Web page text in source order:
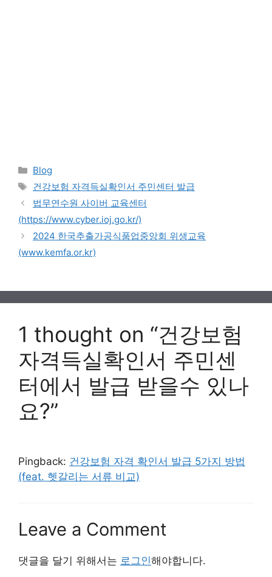
Categories
Blog
Tags
건강보험 자격득실확인서 주민센터 발급
법무연수원 사이버 교육센터
(https://www.cyber.ioj.go.kr/)
2024 한국추출가공식품업중앙회 위생교육
(www.kemfa.or.kr)
1 thought on “건강보험
자격득실확인서 주민센
터에서 발급 받을수 있나
요?”
Pingback: 건강보험 자격 확인서 발급 5가지 방법
(feat. 헷갈리는 서류 비교)
Leave a Comment
댓글을 달기 위해서는 로그인해야합니다.